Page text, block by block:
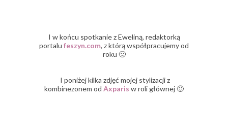
I w końcu spotkanie z Eweliną, redaktorką
portalu feszyn.com, z którą współpracujemy od
roku 🙂
I poniżej kilka zdjęć mojej stylizacji z
kombinezonem od Axparis w roli głównej 🙂